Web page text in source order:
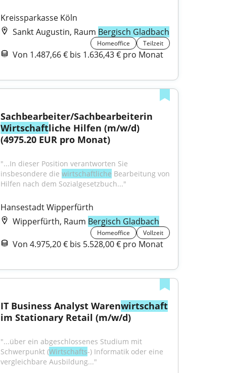
Kreissparkasse Köln
Sankt Augustin, Raum Bergisch Gladbach
Homeoffice Teilzeit
Von 1.487,66 € bis 1.636,43 € pro Monat
Wirtschaftliche Hilfen (m/w/d)
(4975.20 EUR pro Monat)
"...In dieser Position verantworten Sie
insbesondere die wirtschaftliche Bearbeitung von
Hilfen nach dem Sozialgesetzbuch..."
Hansestadt Wipperfürth
Wipperfürth, Raum Bergisch Gladbach
Homeoffice Vollzeit
Von 4.975,20 € bis 5.528,00 € pro Monat
IT Business Analyst Warenwirtschaft
im Stationary Retail (m/w/d)
"...über ein abgeschlossenes Studium mit
Schwerpunkt (Wirtschafts-) Informatik oder eine
vergleichbare Ausbildung..."